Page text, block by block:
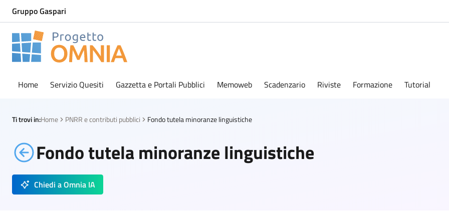
Gruppo Gaspari
Progetto Omnia
Home Servizio Quesiti Gazzetta e Portali Pubblici Memoweb Scadenzario Riviste Formazione Tutorial
Ti trovi in:Home PNRR e contributi pubblici Fondo tutela minoranze linguistiche
Fondo tutela minoranze linguistiche
Chiedi a Omnia IA